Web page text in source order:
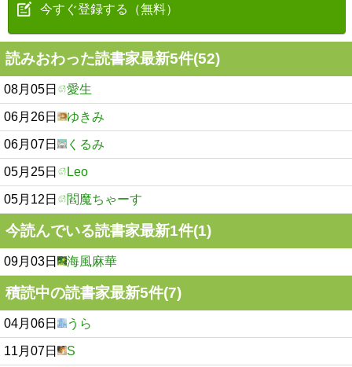
今すぐ登録する（無料）
読みおわった読書家最新5件(52)
08月05日 愛生
06月26日 ゆきみ
06月07日 くるみ
05月25日 Leo
05月12日 閻魔ちゃーす
今読んでいる読書家最新1件(1)
09月03日 海風麻華
積読中の読書家最新5件(7)
04月06日 うら
11月07日 S